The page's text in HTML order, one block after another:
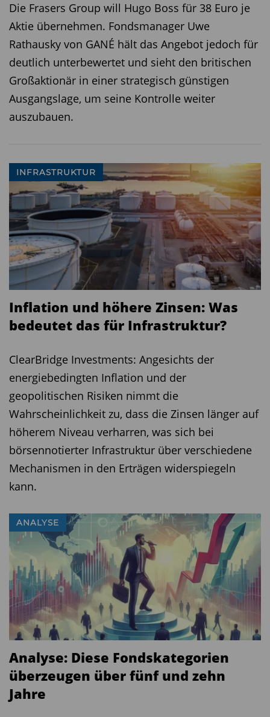
Die Frasers Group will Hugo Boss für 38 Euro je
Aktie übernehmen. Fondsmanager Uwe
Rathausky von GANÉ hält das Angebot jedoch für
deutlich unterbewertet und sieht den britischen
Großaktionär in einer strategisch günstigen
Ausgangslage, um seine Kontrolle weiter
auszubauen.
INFRASTRUKTUR
Inflation und höhere Zinsen: Was
bedeutet das für Infrastruktur?
ClearBridge Investments: Angesichts der
energiebedingten Inflation und der
geopolitischen Risiken nimmt die
Wahrscheinlichkeit zu, dass die Zinsen länger auf
höherem Niveau verharren, was sich bei
börsennotierter Infrastruktur über verschiedene
Mechanismen in den Erträgen widerspiegeln
kann.
ANALYSE
Analyse: Diese Fondskategorien
überzeugen über fünf und zehn
Jahre